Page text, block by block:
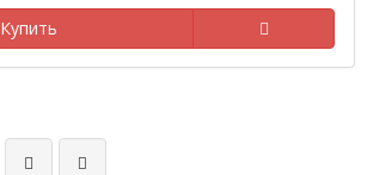
Купить